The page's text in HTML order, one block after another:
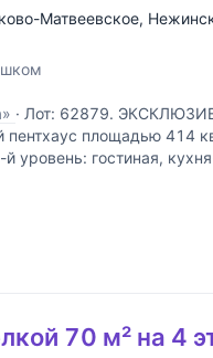
Матвеевское,
· Лот: 62879.
пентхаус площадью 414
уровень: гостиная,
70 м² на 4